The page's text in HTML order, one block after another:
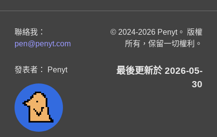
聯絡我：
pen@penyt.com
發表者： Penyt
© 2024-2026 Penyt。 版權
所有，保留一切權利。
最後更新於 2026-05-
30